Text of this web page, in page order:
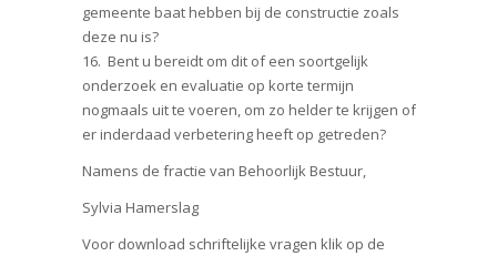
gemeente baat hebben bij de constructie zoals
deze nu is?
16. Bent u bereidt om dit of een soortgelijk
onderzoek en evaluatie op korte termijn
nogmaals uit te voeren, om zo helder te krijgen of
er inderdaad verbetering heeft op getreden?
Namens de fractie van Behoorlijk Bestuur,
Sylvia Hamerslag
Voor download schriftelijke vragen klik op de